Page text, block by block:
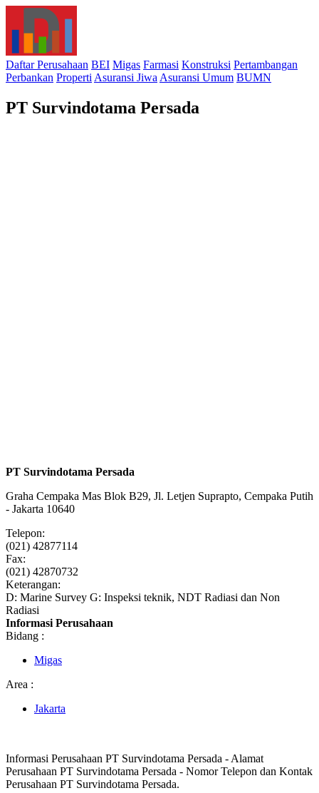
Daftar Perusahaan BEI Migas Farmasi Konstruksi Pertambangan
Perbankan Properti Asuransi Jiwa Asuransi Umum BUMN
PT Survindotama Persada
PT Survindotama Persada
Graha Cempaka Mas Blok B29, Jl. Letjen Suprapto, Cempaka Putih
- Jakarta 10640
Telepon:
(021) 42877114
Fax:
(021) 42870732
Keterangan:
D: Marine Survey G: Inspeksi teknik, NDT Radiasi dan Non
Radiasi
Informasi Perusahaan
Bidang :
Migas
Area :
Jakarta
Informasi Perusahaan PT Survindotama Persada - Alamat
Perusahaan PT Survindotama Persada - Nomor Telepon dan Kontak
Perusahaan PT Survindotama Persada.